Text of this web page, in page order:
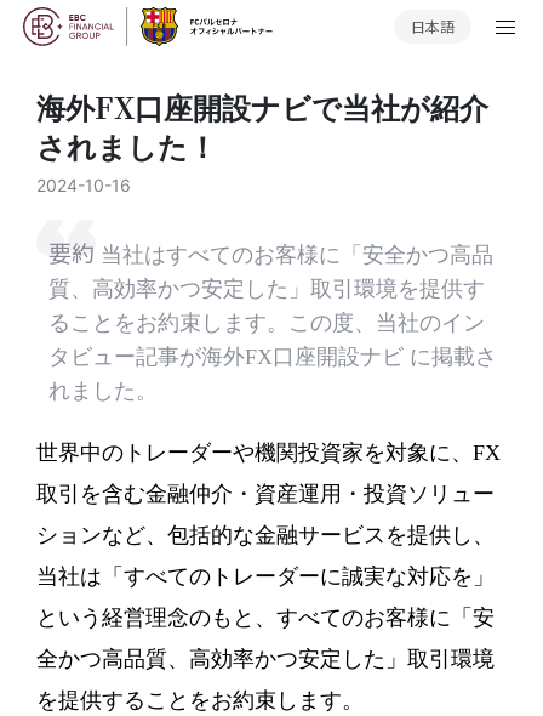
日本語
海外FX口座開設ナビで当社が紹介
されました！
2024-10-16
要約 当社はすべてのお客様に「安全かつ高品
質、高効率かつ安定した」取引環境を提供す
ることをお約束します。この度、当社のイン
タビュー記事が海外FX口座開設ナビ に掲載さ
れました。
世界中のトレーダーや機関投資家を対象に、FX
取引を含む金融仲介・資産運用・投資ソリュー
ションなど、包括的な金融サービスを提供し、
当社は「すべてのトレーダーに誠実な対応を」
という経営理念のもと、すべてのお客様に「安
全かつ高品質、高効率かつ安定した」取引環境
を提供することをお約束します。